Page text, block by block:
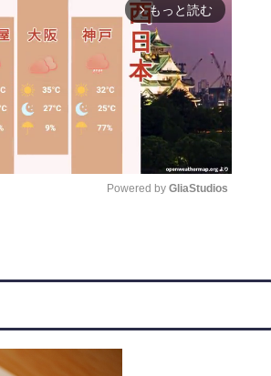
arrow_forward_ios もっと読む
Powered by GliaStudios